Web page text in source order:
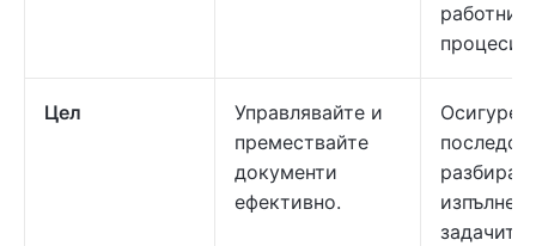
процеси.
Цел
Управлявайте и
премествайте
документи
ефективно.
задачите.